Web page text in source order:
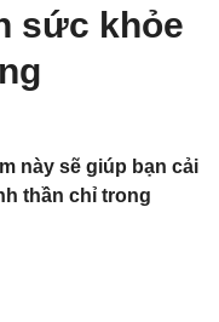
sức khỏe
này sẽ giúp bạn cải
thần chỉ trong